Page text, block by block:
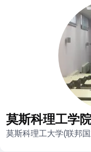
莫斯科理工学
莫斯科理工大学(联邦